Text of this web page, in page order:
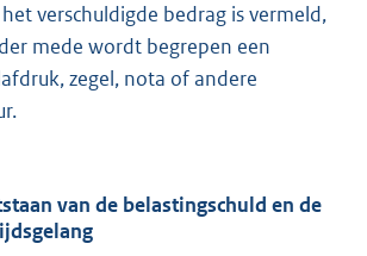
verschuldigde bedrag is vermeld,
mede wordt begrepen een
zegel, nota of andere
van de belastingschuld en de